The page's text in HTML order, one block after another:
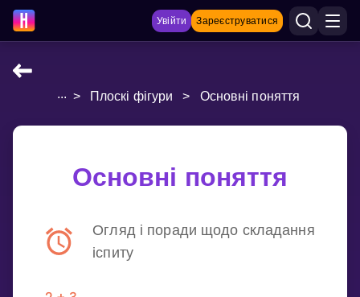
Увійти Зареєструватися
НАВЧАЛЬНІ МАТЕРІАЛИ
Multiplication Master
... > Плоскі фігури > Основні поняття
Основні поняття
Огляд і поради щодо складання
іспиту